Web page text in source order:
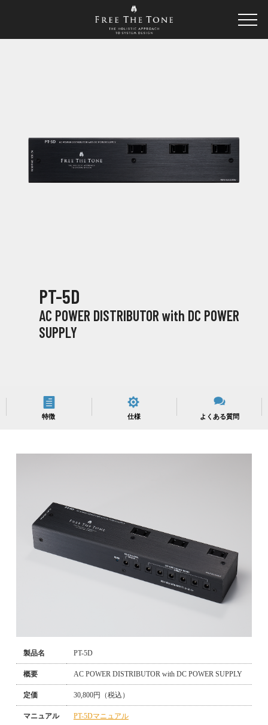
PT-5D
AC POWER DISTRIBUTOR with DC POWER
SUPPLY
特徴 仕様 よくある質問
製品名 PT-5D
概要 AC POWER DISTRIBUTOR with DC POWER SUPPLY
定価 30,800円（税込）
マニュアル PT-5Dマニュアル